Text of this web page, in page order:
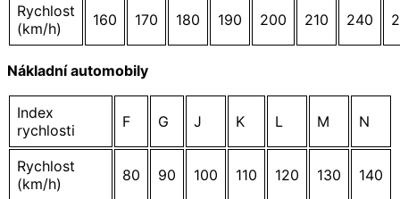
Rychlost
(km/h)
160 170 180 190 200 210 240
Nákladní automobily
Index
rychlosti
F G J K L M N
Rychlost
(km/h)
80 90 100 110 120 130 140